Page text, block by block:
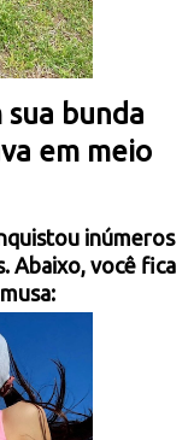
sua bunda
em meio
inúmeros
Abaixo, você fica